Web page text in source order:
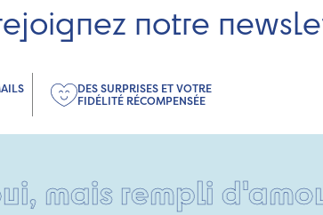
notre
DES SURPRISES ET VOTRE
FIDÉLITÉ RÉCOMPENSÉE
d'amour •